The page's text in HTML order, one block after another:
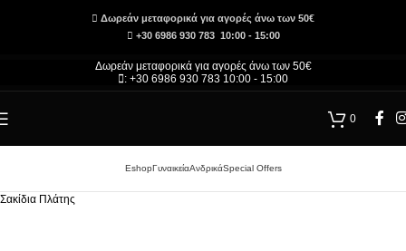
Δωρεάν μεταφορικά για αγορές άνω των 50€
+30 6986 930 783 10:00 - 15:00
Δωρεάν μεταφορικά για αγορές άνω των 50€
: +30 6986 930 783 10:00 - 15:00
0
EshopΓυναικείαΑνδρικάSpecial Offers
Σακίδια Πλάτης